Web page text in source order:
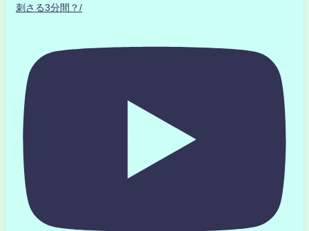
刺さる3分間？/